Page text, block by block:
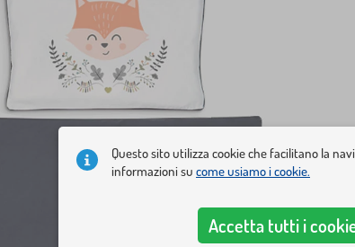
Questo sito utilizza cookie che facilitano la
informazioni su come usiamo i cookie.
Accetta tutti i